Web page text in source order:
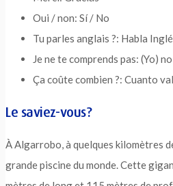
Oui / non: Sí / No
Tu parles anglais ?: Habla
Je ne te comprends pas: (Yo)
Ça coûte combien ?: Cuanto
Le saviez-vous?
À Algarrobo, à quelques kilomètres
grande piscine du monde. Cette